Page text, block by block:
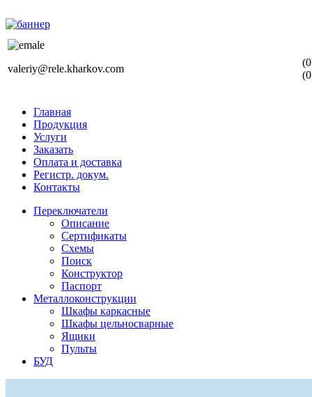
valeriy@rele.kharkov.com
Главная
Продукция
Услуги
Заказать
Оплата и доставка
Регистр. докум.
Контакты
Переключатели
Описание
Сертификаты
Схемы
Поиск
Конструктор
Паспорт
Металлоконструкции
Шкафы каркасные
Шкафы цельносварные
Ящики
Пульты
БУД